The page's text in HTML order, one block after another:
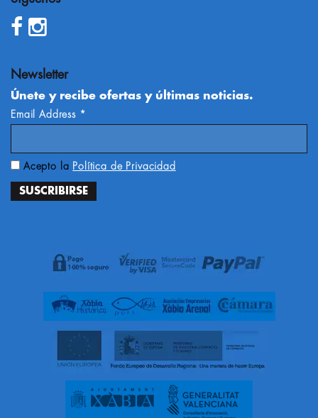
Newsletter
Únete y recibe ofertas y últimas noticias.
Email Address *
Acepto la Política de Privacidad